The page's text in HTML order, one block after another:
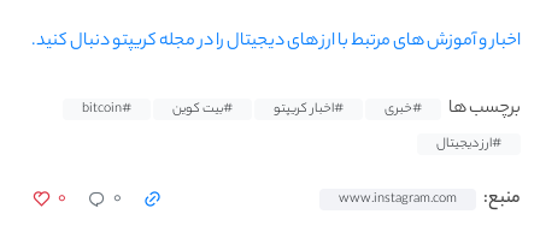
اخبار و آموزش های مرتبط با ارز های دیجیتال را در مجله کریپتو دنبال کنید.
برچسب ها #خبری #اخبار کریپتو #بیت کوین
#bitcoin
#ارز دیجیتال
منبع: www.instagram.com ۰ ۰